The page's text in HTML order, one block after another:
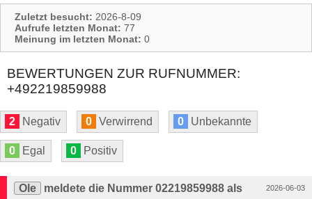
Zuletzt besucht: 2026-8-09
Aufrufe letzten Monat: 77
Meinung im letzten Monat: 0
BEWERTUNGEN ZUR RUFNUMMER:
+492219859988
2 Negativ 0 Verwirrend 0 Unbekannte
0 Egal 0 Positiv
2026-06-03
Ole
meldete die Nummer 02219859988 als